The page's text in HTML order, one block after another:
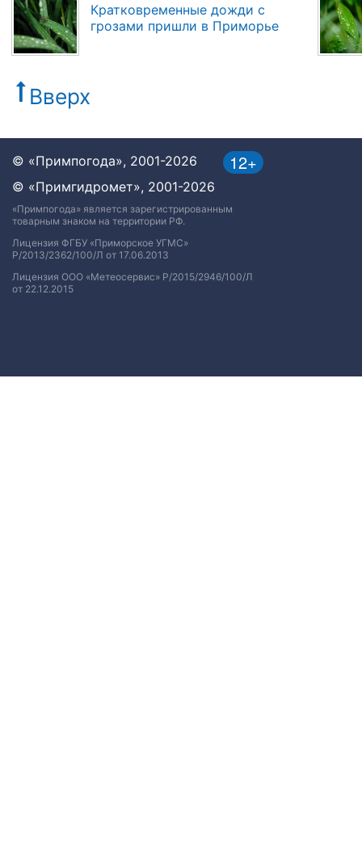
Кратковременные дожди с
грозами пришли в Приморье
Вверх
12+
© «Примпогода», 2001-2026
© «Примгидромет», 2001-2026
«Примпогода» является зарегистрированным
товарным знаком на территории РФ.
Лицензия ФГБУ «Приморское УГМС»
Р/2013/2362/100/Л от 17.06.2013
Лицензия ООО «Метеосервис» Р/2015/2946/100/Л
от 22.12.2015